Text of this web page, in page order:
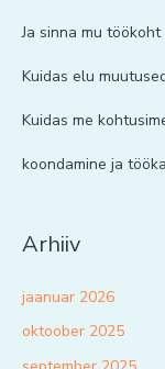
Ja sinna mu töökoht
Kuidas elu
Kuidas me
koondamine ja
Arhiiv
jaanuar 2026
oktoober 2025